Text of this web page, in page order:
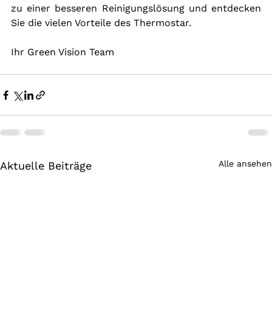
zu einer besseren Reinigungslösung und entdecken
Sie die vielen Vorteile des Thermostar.
Ihr Green Vision Team
Aktuelle Beiträge Alle ansehen